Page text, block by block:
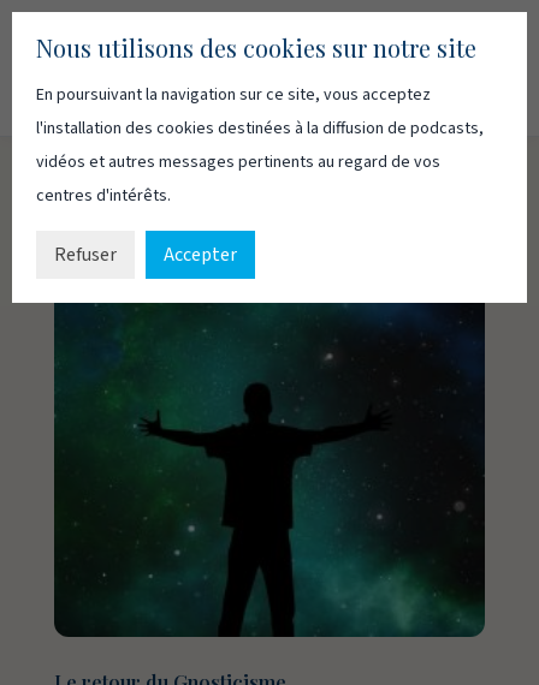
Nous utilisons des cookies sur notre site
En poursuivant la navigation sur ce site, vous acceptez
l'installation des cookies destinées à la diffusion de podcasts,
vidéos et autres messages pertinents au regard de vos
centres d'intérêts.
Refuser Accepter